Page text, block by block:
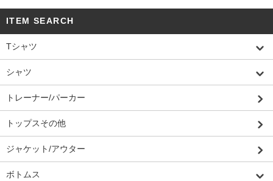
ITEM SEARCH
Tシャツ
シャツ
トレーナー/パーカー
トップスその他
ジャケット/アウター
ボトムス